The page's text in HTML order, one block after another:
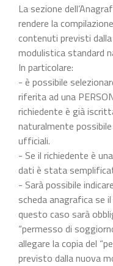
La sezione
rendere la
contenuti previsti
modulistica standard
In particolare:
- è possibile
riferita ad una
richiedente è già
naturalmente
ufficiali.
- Se il richiedente è
dati è stata
- Sarà possibile
scheda anagrafica se
questo caso sarà
“permesso di
allegare la copia del
previsto dalla nuova